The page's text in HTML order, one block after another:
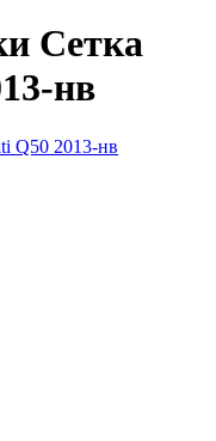
Сетка
нв